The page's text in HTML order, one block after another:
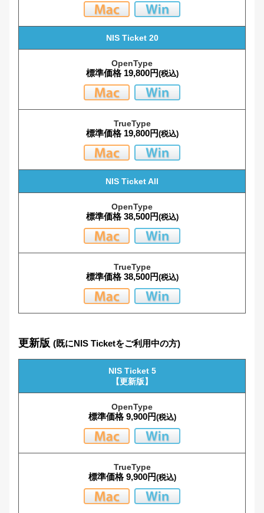
JTC淡斎古印体「歌」
JTC淡斎古印体行書「舞」
JTC淡斎行書「彩」
JTC淡斎草書「濃」
JTC淡斎篆書「吟」
JTC民芸文字「匠」
NB特殊楷書体M
NB特殊楷書体B
NIS_UDゴシックB3
NIS_UDゴシックB6
NIS_UDゴシックD3
NIS_UDゴシックD4
NIS_UDゴシックD6
NIS_UDゴシックD8
NIS Ticket 20
標準価格 19,800円(税込)
標準価格 19,800円(税込)
NIS Ticket All
標準価格 38,500円(税込)
標準価格 38,500円(税込)
更新版 (既にNIS Ticketをご利用中の方)
NIS Ticket 5
【更新版】
標準価格 9,900円(税込)
標準価格 9,900円(税込)